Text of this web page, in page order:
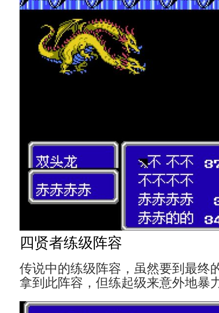
四贤者练级阵容
传说中的练级阵容，虽然要到最终
拿到此阵容，但练起级来意外地暴